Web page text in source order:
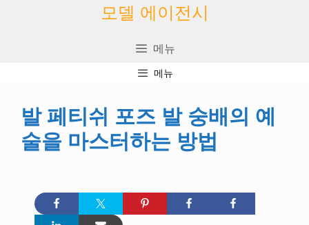
모델 에이전시
메뉴
메뉴
발 페티쉬 포즈 발 숭배의 예
술을 마스터하는 방법